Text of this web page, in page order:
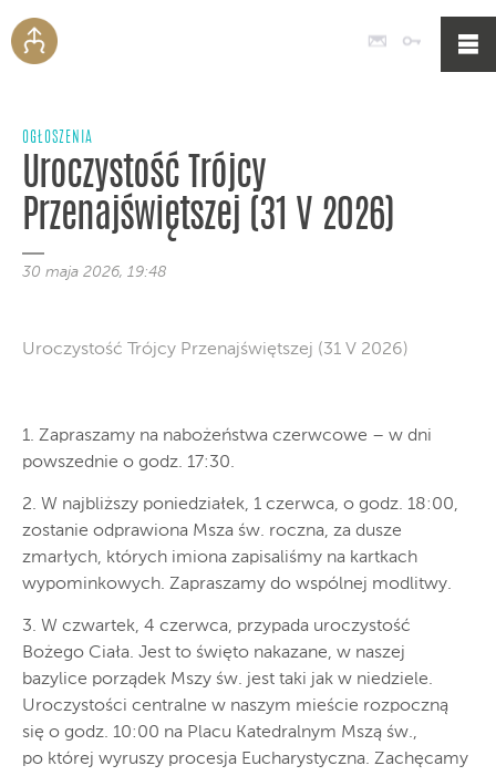
Poczta
OGŁOSZENIA
Uroczystość Trójcy
Przenajświętszej (31 V 2026)
30 maja 2026, 19:48
Uroczystość Trójcy Przenajświętszej (31 V 2026)
1. Zapraszamy na nabożeństwa czerwcowe – w dni
powszednie o godz. 17:30.
2. W najbliższy poniedziałek, 1 czerwca, o godz. 18:00,
zostanie odprawiona Msza św. roczna, za dusze
zmarłych, których imiona zapisaliśmy na kartkach
wypominkowych. Zapraszamy do wspólnej modlitwy.
3. W czwartek, 4 czerwca, przypada uroczystość
Bożego Ciała. Jest to święto nakazane, w naszej
bazylice porządek Mszy św. jest taki jak w niedziele.
Uroczystości centralne w naszym mieście rozpoczną
się o godz. 10:00 na Placu Katedralnym Mszą św.,
po której wyruszy procesja Eucharystyczna. Zachęcamy